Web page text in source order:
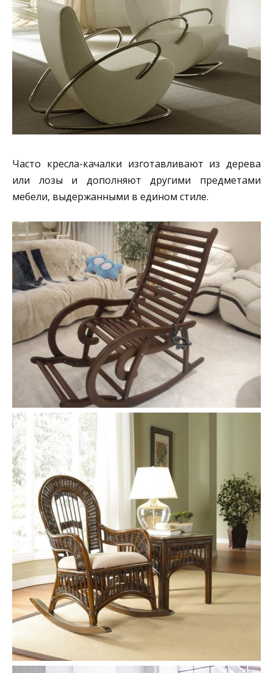
Часто кресла-качалки изготавливают из дерева
или лозы и дополняют другими предметами
мебели, выдержанными в едином стиле.